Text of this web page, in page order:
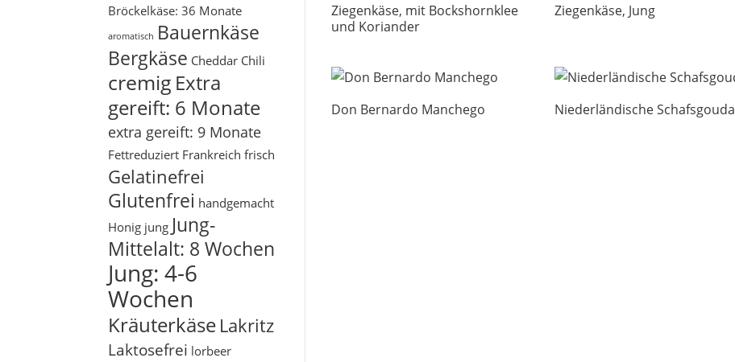
Bröckelkäse: 36 Monate
aromatisch Bauernkäse
Bergkäse Cheddar Chili
cremig Extra
gereift: 6 Monate
extra gereift: 9 Monate
Fettreduziert Frankreich frisch
Gelatinefrei
Glutenfrei handgemacht
Honig jung Jung-
Mittelalt: 8 Wochen
Jung: 4-6
Wochen
Kräuterkäse Lakritz
Laktosefrei lorbeer
Ziegenkäse, mit Bockshornklee
und Koriander
Ziegenkäse, Jung
Don Bernardo Manchego Niederländische Schafsgouda